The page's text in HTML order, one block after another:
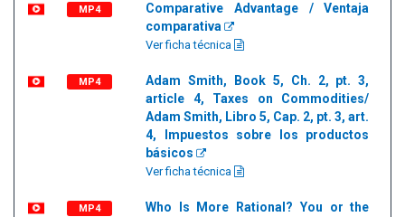
MP4
Comparative Advantage / Ventaja
comparativa
Ver ficha técnica
MP4
Adam Smith, Book 5, Ch. 2, pt. 3,
article 4, Taxes on Commodities/
Adam Smith, Libro 5, Cap. 2, pt. 3, art.
4, Impuestos sobre los productos
básicos
Ver ficha técnica
MP4
Who Is More Rational? You or the